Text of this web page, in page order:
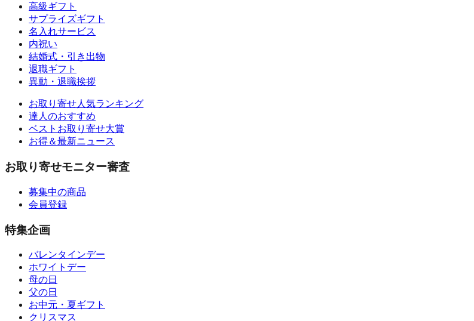
高級ギフト
サプライズギフト
名入れサービス
内祝い
結婚式・引き出物
退職ギフト
異動・退職挨拶
お取り寄せ人気ランキング
達人のおすすめ
ベストお取り寄せ大賞
お得＆最新ニュース
お取り寄せモニター審査
募集中の商品
会員登録
特集企画
バレンタインデー
ホワイトデー
母の日
父の日
お中元・夏ギフト
クリスマス